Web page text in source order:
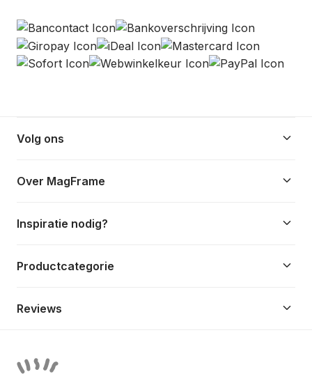
Volg ons keyboard_arrow_down
Over MagFrame keyboard_arrow_down
Inspiratie nodig? keyboard_arrow_down
Productcategorie keyboard_arrow_down
Reviews keyboard_arrow_down